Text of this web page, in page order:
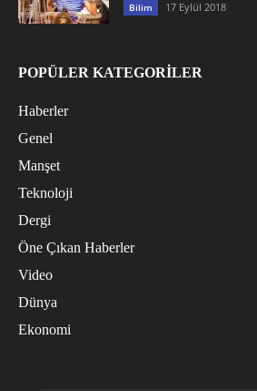
Bilim 17 Eylül 2018
POPÜLER KATEGORİLER
Haberler
Genel
Manşet
Teknoloji
Dergi
Öne Çıkan Haberler
Video
Dünya
Ekonomi